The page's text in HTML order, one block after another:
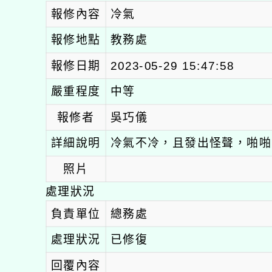
報修內容 冷氣
報修地點 教務處
報修日期 2023-05-29 15:47:58
嚴重程度 中等
報修者 吳巧儀
詳細說明 冷氣不冷，且發出怪聲，啪
照片
處理狀況
負責單位
總務處
處理狀況 已修復
回覆內容